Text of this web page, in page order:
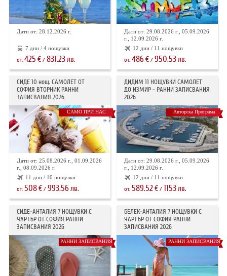
Дати от: 28.12.2026 г.
7 дни / 4 нощувки
от: 425 €/ 831.23лв.
Дати от: 29.08.2026 г., 05.09.2026
г., 12.09.2026 г.
12 дни / 11 нощувки
от:486€ /950.53лв.
СИДЕ 10 нощ. САМОЛЕТ ОТ
СОФИЯ ВТОРНИК РАННИ
ЗАПИСВАНИЯ 2026
САМО ПРИ НАС
Дати от: 25.08.2026 г., 01.09.2026
г., 08.09.2026 г.
11 дни / 10 нощувки
от: 508€/ 993.56лв.
ДИДИМ 11 НОЩУВКИ САМОЛЕТ
ДО ИЗМИР - РАННИ ЗАПИСВАНИЯ
2026
Авторска Програма
Дати от: 29.08.2026 г., 05.09.2026
г., 12.09.2026 г.
12 дни / 11 нощувки
от:589.52€ / 1153лв.
СИДЕ-АНТАЛИЯ 7 НОЩУВКИ С
ЧАРТЪР OT СОФИЯ РАННИ
ЗАПИСВАНИЯ 2026
РАННИ ЗАПИСВАНИЯ
БЕЛЕК-АНТАЛИЯ 7 НОЩУВКИ С
ЧАРТЪР ОТ СОФИЯ РАННИ
ЗАПИСВАНИЯ 2026
РАННИ ЗАПИСВАНИЯ